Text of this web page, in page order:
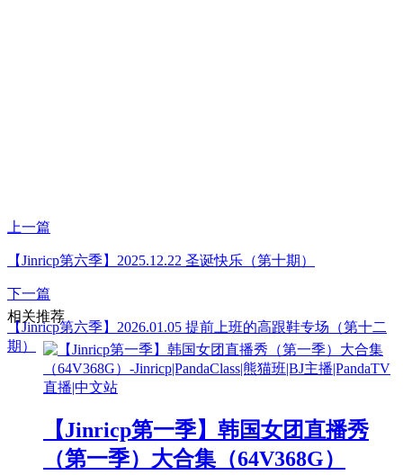
上一篇
【Jinricp第六季】2025.12.22 圣诞快乐（第十期）
下一篇
【Jinricp第六季】2026.01.05 提前上班的高跟鞋专场（第十二
期）
相关推荐
【Jinricp第一季】韩国女团直播秀
（第一季）大合集（64V368G）